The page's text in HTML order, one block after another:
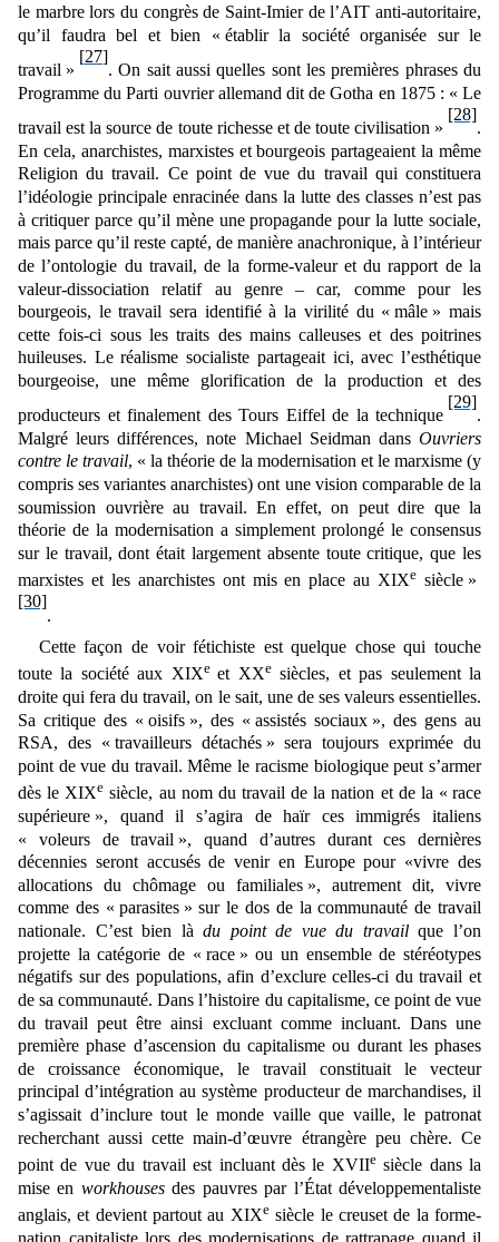
le marbre lors du congrès de Saint-Imier de l’AIT anti-autoritaire,
qu’il faudra bel et bien « établir la société organisée sur le
travail »
[27]
. On sait aussi quelles sont les premières phrases du
Programme du Parti ouvrier allemand dit de Gotha en 1875 : « Le
travail est la source de toute richesse et de toute civilisation »
[28]
.
En cela, anarchistes, marxistes et bourgeois partageaient la même
Religion du travail. Ce point de vue du travail qui constituera
l’idéologie principale enracinée dans la lutte des classes n’est pas
à critiquer parce qu’il mène une propagande pour la lutte sociale,
mais parce qu’il reste capté, de manière anachronique, à l’intérieur
de l’ontologie du travail, de la forme-valeur et du rapport de la
valeur-dissociation relatif au genre ‒ car, comme pour les
bourgeois, le travail sera identifié à la virilité du « mâle » mais
cette fois-ci sous les traits des mains calleuses et des poitrines
huileuses. Le réalisme socialiste partageait ici, avec l’esthétique
bourgeoise, une même glorification de la production et des
producteurs et finalement des Tours Eiffel de la technique
[29]
.
Malgré leurs différences, note Michael Seidman dans Ouvriers
contre le travail, « la théorie de la modernisation et le marxisme (y
compris ses variantes anarchistes) ont une vision comparable de la
soumission ouvrière au travail. En effet, on peut dire que la
théorie de la modernisation a simplement prolongé le consensus
sur le travail, dont était largement absente toute critique, que les
marxistes et les anarchistes ont mis en place au XIXe siècle »
[30]
.
Cette façon de voir fétichiste est quelque chose qui touche
toute la société aux XIXe et XXesiècles, et pas seulement la
droite qui fera du travail, on le sait, une de ses valeurs essentielles.
Sa critique des « oisifs », des « assistés sociaux », des gens au
RSA, des « travailleurs détachés » sera toujours exprimée du
point de vue du travail. Même le racisme biologique peut s’armer
dès le XIXe siècle, au nom du travail de la nation et de la « race
supérieure », quand il s’agira de haïr ces immigrés italiens
« voleurs de travail », quand d’autres durant ces dernières
décennies seront accusés de venir en Europe pour «vivre des
allocations du chômage ou familiales », autrement dit, vivre
comme des « parasites » sur le dos de la communauté de travail
nationale. C’est bien làdu point de vue du travailque l’on
projette la catégorie de « race » ou un ensemble de stéréotypes
négatifs sur des populations, afin d’exclure celles-ci du travail et
de sa communauté.Dans l’histoire du capitalisme, ce point de vue
du travail peut être ainsi excluant comme incluant. Dans une
première phase d’ascension du capitalisme ou durant les phases
de croissance économique, le travail constituait le vecteur
principal d’intégration au système producteur de marchandises, il
s’agissait d’inclure tout le monde vaille que vaille, le patronat
recherchant aussi cette main-d’œuvre étrangère peu chère. Ce
point de vue du travail est incluant dès le XVIIesiècle dans la
mise en workhousesdes pauvres par l’État développementaliste
anglais, et devient partout au XIXesiècle le creuset de la forme-
nation capitaliste lors des modernisations de rattrapage quand il